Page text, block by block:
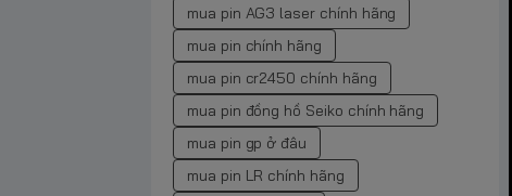
mua pin AG3 laser chính hãng
mua pin chính hãng
mua pin cr2450 chính hãng
mua pin đồng hồ Seiko chính hãng
mua pin gp ở đâu
mua pin LR chính hãng